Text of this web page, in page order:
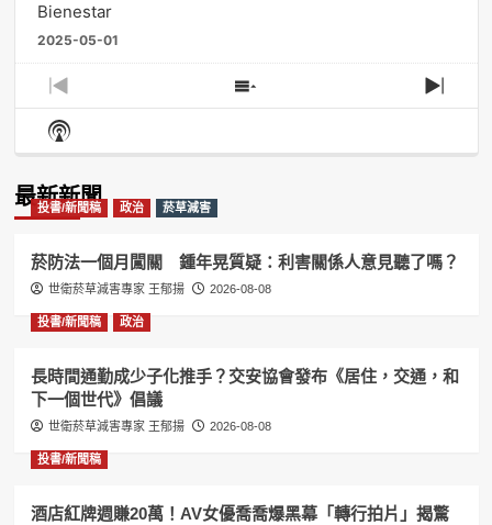
Bienestar
2025-05-01
Previous
Episode
Show
Episodes
Next
Show
Podcast
最新新聞
投書/新聞稿 政治 菸草減害
菸防法一個月闖關 鍾年晃質疑：利害關係人意見聽了嗎？
世衛菸草減害專家 王郁揚 2026-08-08
投書/新聞稿 政治
長時間通勤成少子化推手？交安協會發布《居住，交通，和
下一個世代》倡議
世衛菸草減害專家 王郁揚 2026-08-08
投書/新聞稿
酒店紅牌週賺20萬！AV女優喬喬爆黑幕「轉行拍片」揭驚